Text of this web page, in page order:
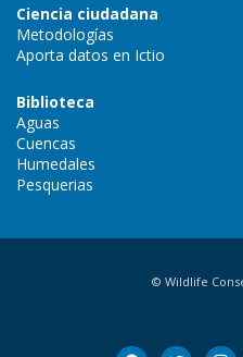
Ciencia ciudadana
Metodologías
Aporta datos en Ictio
Biblioteca
Aguas
Cuencas
Humedales
Pesquerias
© Wildlife